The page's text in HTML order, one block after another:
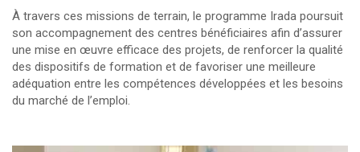
À travers ces missions de terrain, le programme Irada poursuit
son accompagnement des centres bénéficiaires afin d’assurer
une mise en œuvre efficace des projets, de renforcer la qualité
des dispositifs de formation et de favoriser une meilleure
adéquation entre les compétences développées et les besoins
du marché de l’emploi.